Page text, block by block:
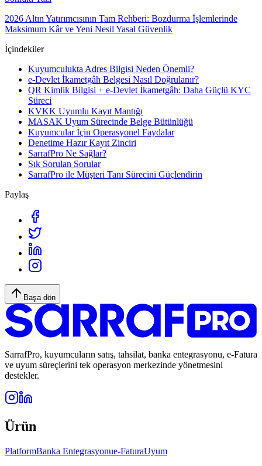
2026 Altın Yatırımcısının Tam Rehberi: Bozdurma İşlemlerinde
Maksimum Kâr ve Yeni Nesil Yasal Güvenlik
İçindekiler
Kuyumculukta Adres Bilgisi Neden Önemli?
e-Devlet İkametgâh Belgesi Nasıl Doğrulanır?
QR Kimlik Bilgisi + e-Devlet İkametgâh: Daha Güçlü KYC
Süreci
KVKK Uyumlu Kayıt Mantığı
MASAK Uyum Sürecinde Belge Bütünlüğü
Kuyumcular İçin Operasyonel Faydalar
Denetime Hazır Kayıt Zinciri
SarrafPro Ne Sağlar?
Sık Sorulan Sorular
SarrafPro ile Müşteri Tanı Sürecini Güçlendirin
Paylaş
Başa dön
SarrafPro, kuyumcuların satış, tahsilat, banka entegrasyonu, e-Fatura
ve uyum süreçlerini tek operasyon merkezinde yönetmesini
destekler.
Ürün
PlatformBanka Entegrasyonue-FaturaUyum